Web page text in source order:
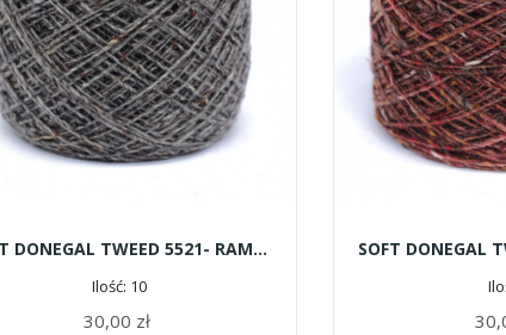
SOFT DONEGAL TWEED 5521- RAMOR
Ilość: 10
30,00 zł
DODAJ DO KOSZYKA DODAJ